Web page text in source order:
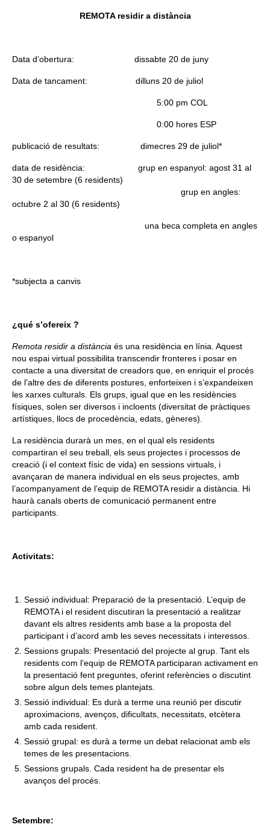
REMOTA residir a distància
Data d’obertura: dissabte 20 de juny
Data de tancament: dilluns 20 de juliol
5:00 pm COL
0:00 hores ESP
publicació de resultats: dimecres 29 de juliol*
data de residència: grup en espanyol: agost 31 al
30 de setembre (6 residents)
grup en angles:
octubre 2 al 30 (6 residents)
una beca completa en angles
o espanyol
*subjecta a canvis
¿qué s’ofereix ?
Remota residir a distància és una residència en línia. Aquest
nou espai virtual possibilita transcendir fronteres i posar en
contacte a una diversitat de creadors que, en enriquir el procés
de l’altre des de diferents postures, enforteixen i s’expandeixen
les xarxes culturals. Els grups, igual que en les residències
físiques, solen ser diversos i incloents (diversitat de pràctiques
artístiques, llocs de procedència, edats, gèneres).
La residència durarà un mes, en el qual els residents
compartiran el seu treball, els seus projectes i processos de
creació (i el context físic de vida) en sessions virtuals, i
avançaran de manera individual en els seus projectes, amb
l’acompanyament de l’equip de REMOTA residir a distància. Hi
haurà canals oberts de comunicació permanent entre
participants.
Activitats:
Sessió individual: Preparació de la presentació. L’equip de
REMOTA i el resident discutiran la presentació a realitzar
davant els altres residents amb base a la proposta del
participant i d’acord amb les seves necessitats i interessos.
Sessions grupals: Presentació del projecte al grup. Tant els
residents com l’equip de REMOTA participaran activament en
la presentació fent preguntes, oferint referències o discutint
sobre algun dels temes plantejats.
Sessió individual: Es durà a terme una reunió per discutir
aproximacions, avenços, dificultats, necessitats, etcètera
amb cada resident.
Sessió grupal: es durà a terme un debat relacionat amb els
temes de les presentacions.
Sessions grupals. Cada resident ha de presentar els
avanços del procés.
Setembre: